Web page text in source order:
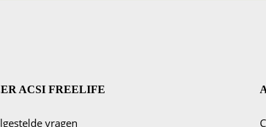
ACSI FREELIFE
vragen